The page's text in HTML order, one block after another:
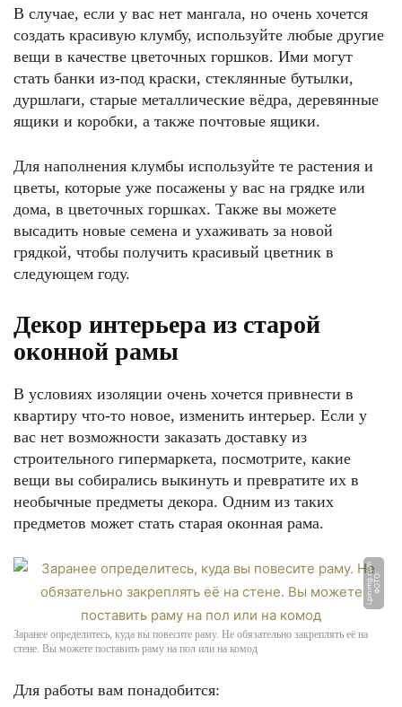
В случае, если у вас нет мангала, но очень хочется
создать красивую клумбу, используйте любые другие
вещи в качестве цветочных горшков. Ими могут
стать банки из-под краски, стеклянные бутылки,
дуршлаги, старые металлические вёдра, деревянные
ящики и коробки, а также почтовые ящики.
Для наполнения клумбы используйте те растения и
цветы, которые уже посажены у вас на грядке или
дома, в цветочных горшках. Также вы можете
высадить новые семена и ухаживать за новой
грядкой, чтобы получить красивый цветник в
следующем году.
Декор интерьера из старой
оконной рамы
В условиях изоляции очень хочется привнести в
квартиру что-то новое, изменить интерьер. Если у
вас нет возможности заказать доставку из
строительного гипермаркета, посмотрите, какие
вещи вы собирались выкинуть и превратите их в
необычные предметы декора. Одним из таких
предметов может стать старая оконная рама.
Ф
О
Т
О:
i.
pi
ni
m
g.
c
o
m
Заранее определитесь, куда вы повесите раму. Не обязательно закреплять её на
стене. Вы можете поставить раму на пол или на комод
Для работы вам понадобится: